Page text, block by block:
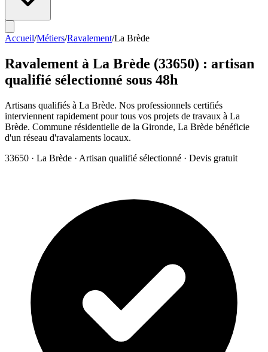
Accueil/Métiers/Ravalement/La Brède
Ravalement à La Brède (33650) : artisan
qualifié sélectionné sous 48h
Artisans qualifiés à La Brède. Nos professionnels certifiés
interviennent rapidement pour tous vos projets de travaux à La
Brède. Commune résidentielle de la Gironde, La Brède bénéficie
d'un réseau d'ravalaments locaux.
33650 · La Brède · Artisan qualifié sélectionné · Devis gratuit